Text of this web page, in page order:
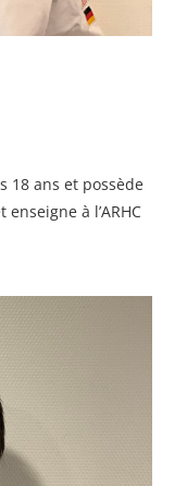
18 ans et possède
à l’ARHC